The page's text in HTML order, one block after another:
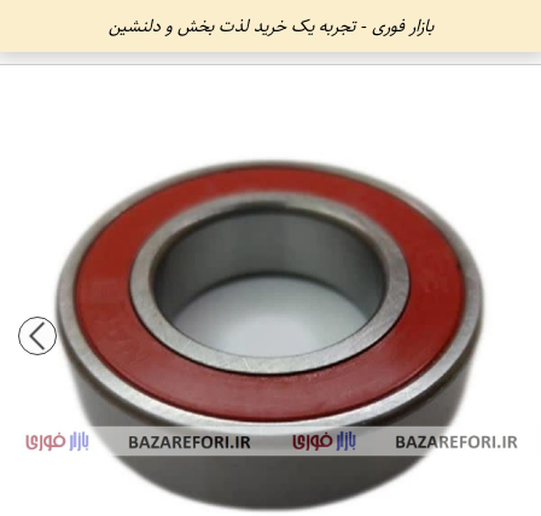
بازار فوری - تجربه یک خرید لذت بخش و دلنشین